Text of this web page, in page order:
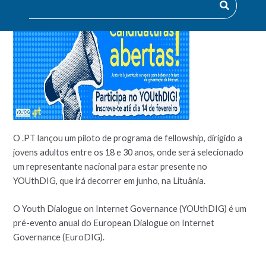
O .PT lançou um piloto de programa de fellowship, dirigido a
jovens adultos entre os 18 e 30 anos, onde será selecionado
um representante nacional para estar presente no
YOUthDIG, que irá decorrer em junho, na Lituânia.
O Youth Dialogue on Internet Governance (YOUthDIG) é um
pré-evento anual do European Dialogue on Internet
Governance (EuroDIG).